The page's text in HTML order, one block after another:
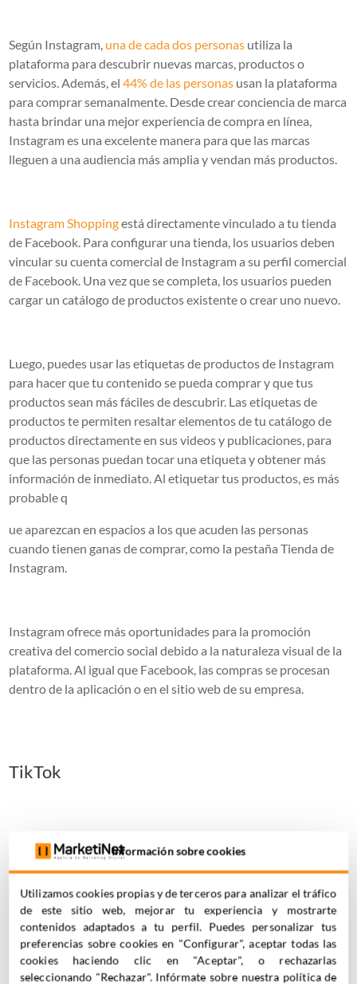
Según Instagram, una de cada dos personas utiliza la
plataforma para descubrir nuevas marcas, productos o
servicios. Además, el44% de las personas usan la plataforma
para comprar semanalmente. Desde crear conciencia de marca
hasta brindar una mejor experiencia de compra en línea,
Instagram es una excelente manera para que las marcas
lleguen a una audiencia más amplia y vendan más productos.
Instagram Shoppingestá directamente vinculado a tu tienda
de Facebook. Para configurar una tienda, los usuarios deben
vincular su cuenta comercial de Instagram a su perfil comercial
de Facebook. Una vez que se completa, los usuarios pueden
cargar un catálogo de productos existente o crear uno nuevo.
Luego, puedes usar las etiquetas de productos de Instagram
para hacer que tu contenido se pueda comprar y que tus
productos sean más fáciles de descubrir. Las etiquetas de
productos te permiten resaltar elementos de tu catálogo de
productos directamente en sus videos y publicaciones, para
que las personas puedan tocar una etiqueta y obtener más
información de inmediato. Al etiquetar tus productos, es más
probable q
ue aparezcan en espacios a los que acuden las personas
cuando tienen ganas de comprar, como la pestaña Tienda de
Instagram.
Instagram ofrece más oportunidades para la promoción
creativa del comercio social debido a la naturaleza visual de la
plataforma. Al igual que Facebook, las compras se procesan
dentro de la aplicación o en el sitio web de su empresa.
TikTok
Los usuarios de TikTok no solo se desplazan por la aplicación
para entretenerse. Según TikTok, el39% de los usuarioshan
descubierto un producto o marca en TikTok que no conocían
antes. Casi la mitad ha comprado algo que vio en la aplicación.
La incursión oficial de TikTok en el comercio social ocurrió
Información sobre cookies
Utilizamos cookies propias y de terceros para analizar el tráfico
de este sitio web, mejorar tu experiencia y mostrarte
contenidos adaptados a tu perfil. Puedes personalizar tus
preferencias sobre cookies en "Configurar", aceptar todas las
cookies haciendo clic en "Aceptar", o rechazarlas
seleccionando "Rechazar". Infórmate sobre nuestra política de